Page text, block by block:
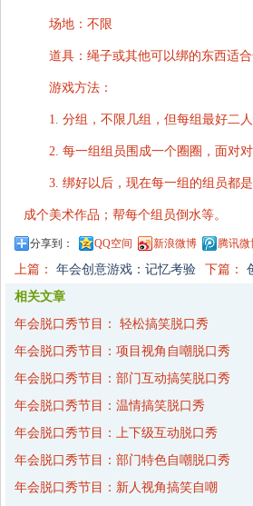
场地：不限
道具：绳子或其他可以绑的东西适
游戏方法：
1. 分组，不限几组，但每组最好二人
2. 每一组组员围成一个圈圈，面对
3. 绑好以后，现在每一组的组员都
成个美术作品；帮每个组员倒水等。
分享到： QQ空间 新浪微博 腾讯微
上篇： 年会创意游戏：记忆考验 下篇：
相关文章
年会脱口秀节目： 轻松搞笑脱口秀
年会脱口秀节目：项目视角自嘲脱口秀
年会脱口秀节目：部门互动搞笑脱口秀
年会脱口秀节目：温情搞笑脱口秀
年会脱口秀节目：上下级互动脱口秀
年会脱口秀节目：部门特色自嘲脱口秀
年会脱口秀节目：新人视角搞笑自嘲